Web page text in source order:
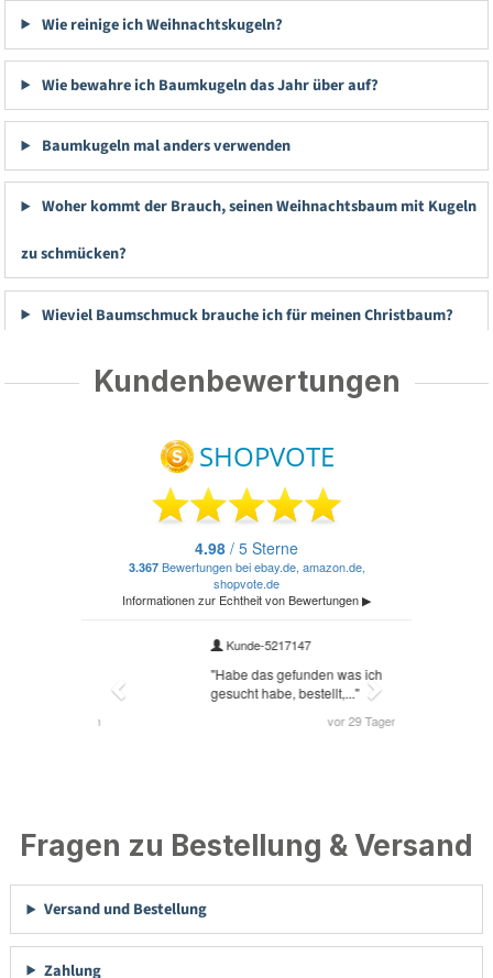
Wie reinige ich Weihnachtskugeln?
Wie bewahre ich Baumkugeln das Jahr über auf?
Baumkugeln mal anders verwenden
Woher kommt der Brauch, seinen Weihnachtsbaum mit Kugeln
zu schmücken?
Wieviel Baumschmuck brauche ich für meinen Christbaum?
Kundenbewertungen
Fragen zu Bestellung & Versand
Versand und Bestellung
Zahlung